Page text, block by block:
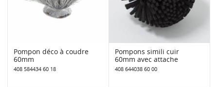
Pompon déco à coudre
60mm
408 584434 60 18
Pompons simili cuir
60mm avec attache
408 644038 60 00